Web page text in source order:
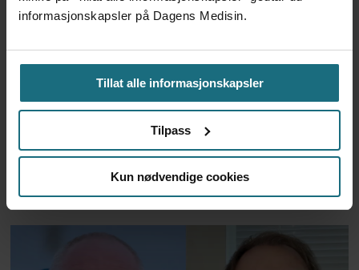
informasjonskapsler på Dagens Medisin.
Tillat alle informasjonskapsler
Tilpass
Kun nødvendige cookies
Historien om fastlegenes
basistilskudd